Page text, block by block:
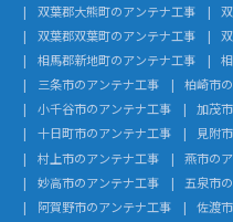
双葉郡大熊町のアンテナ工事
双葉郡双葉町のアンテナ工事
相馬郡新地町のアンテナ工事
三条市のアンテナ工事
柏崎市
小千谷市のアンテナ工事
加茂
十日町市のアンテナ工事
見附
村上市のアンテナ工事
燕市の
妙高市のアンテナ工事
五泉市
阿賀野市のアンテナ工事
佐渡